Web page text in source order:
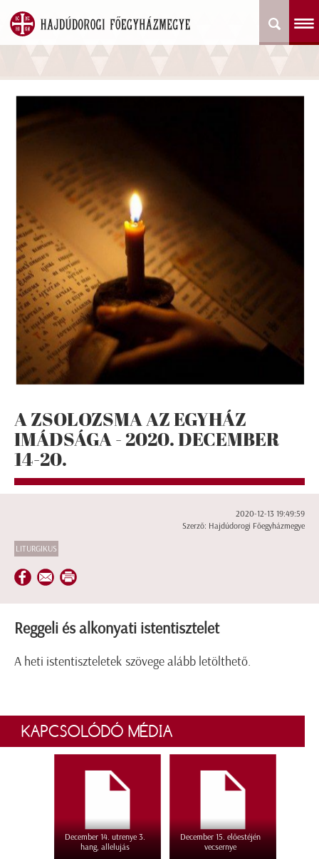
A ZSOLOZSMA AZ EGYHÁZ
IMÁDSÁGA - 2020. DECEMBER
14-20.
2020-12-13 19:49:59
Szerző: Hajdúdorogi Főegyházmegye
LITURGIKUS
Reggeli és alkonyati istentisztelet
A heti istentiszteletek szövege alább letölthető.
KAPCSOLÓDÓ MÉDIA
December 14. utrenye 3.
hang, allelujás
December 15. előestéjén
vecsernye